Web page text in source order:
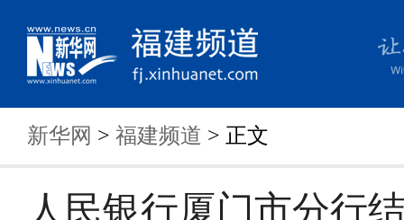
新华网 > 福建频道 > 正文
人民银行厦门市分行